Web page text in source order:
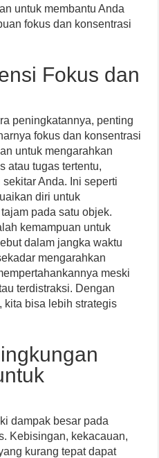
untuk membantu Anda
fokus dan konsentrasi
Fokus dan
peningkatannya, penting
fokus dan konsentrasi
untuk mengarahkan
atau tugas tertentu,
Anda. Ini seperti
diri untuk
pada satu objek.
kemampuan untuk
dalam jangka waktu
mengarahkan
meski
terdistraksi. Dengan
kita bisa lebih strategis
dampak besar pada
Kebisingan, kekacauan,
kurang tepat dapat